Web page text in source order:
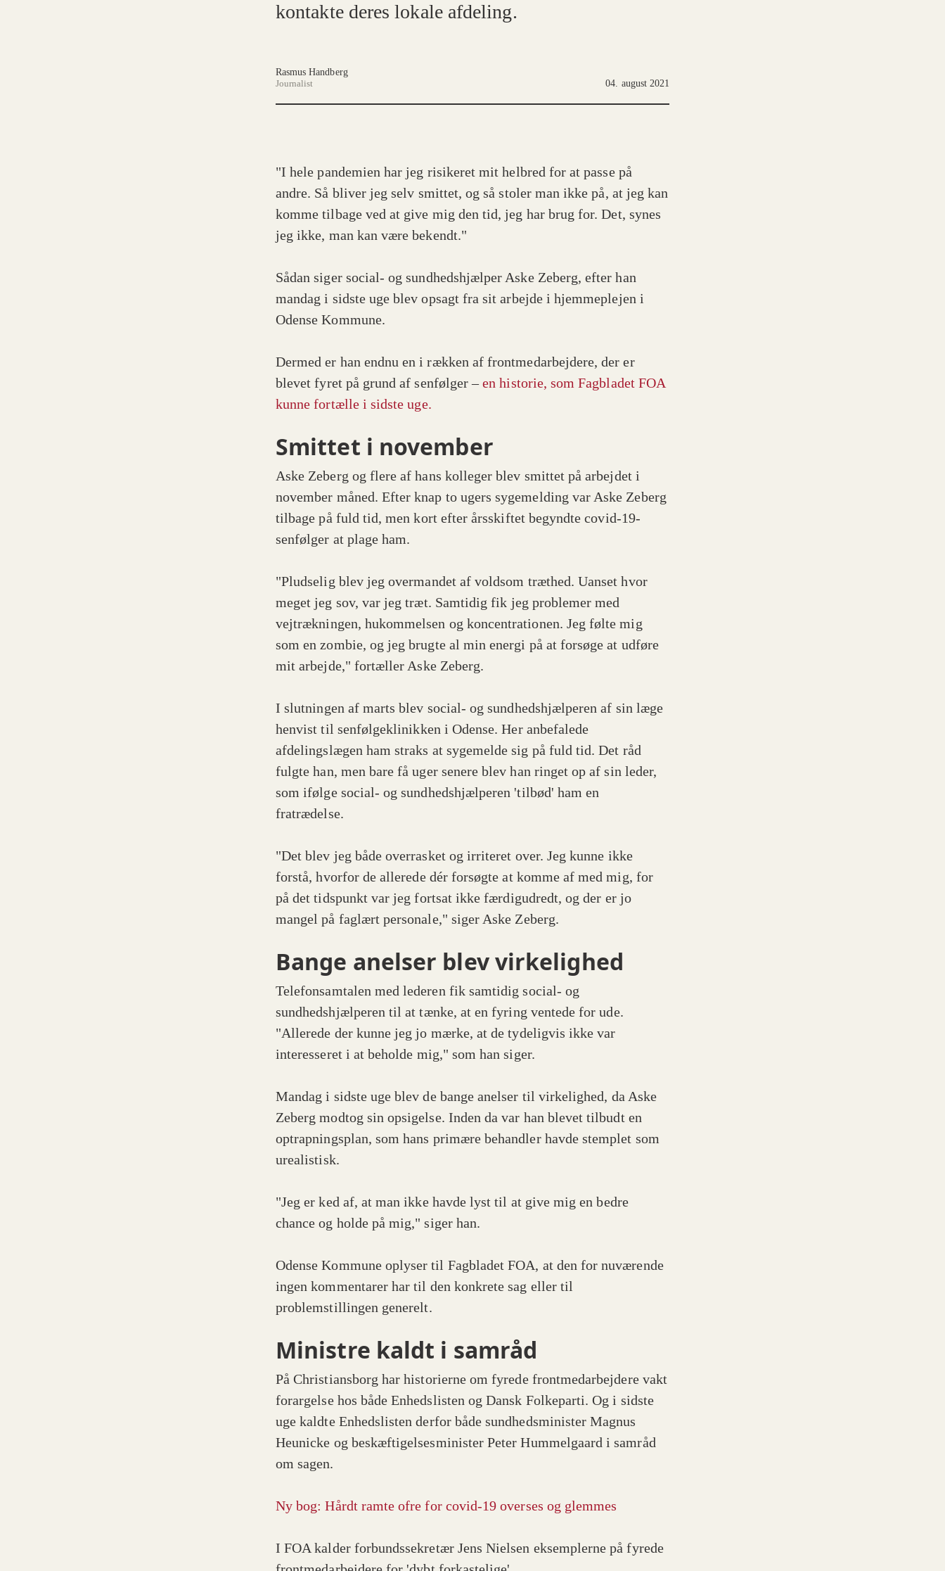
kontakte deres lokale afdeling.
Rasmus Handberg
Journalist
04. august 2021
"I hele pandemien har jeg risikeret mit helbred for at passe på
andre. Så bliver jeg selv smittet, og så stoler man ikke på, at jeg kan
komme tilbage ved at give mig den tid, jeg har brug for. Det, synes
jeg ikke, man kan være bekendt."
Sådan siger social- og sundhedshjælper Aske Zeberg, efter han
mandag i sidste uge blev opsagt fra sit arbejde i hjemmeplejen i
Odense Kommune.
Dermed er han endnu en i rækken af frontmedarbejdere, der er
blevet fyret på grund af senfølger –en historie, som Fagbladet FOA
kunne fortælle i sidste uge.
Smittet i november
Aske Zeberg og flere af hans kolleger blev smittet på arbejdet i
november måned. Efter knap to ugers sygemelding var Aske Zeberg
tilbage på fuld tid, men kort efter årsskiftet begyndte covid-19-
senfølger at plage ham.
"Pludselig blev jeg overmandet af voldsom træthed. Uanset hvor
meget jeg sov, var jeg træt. Samtidig fik jeg problemer med
vejtrækningen, hukommelsen og koncentrationen. Jeg følte mig
som en zombie, og jeg brugte al min energi på at forsøge at udføre
mit arbejde," fortæller Aske Zeberg.
I slutningen af marts blev social- og sundhedshjælperen af sin læge
henvist til senfølgeklinikken i Odense. Her anbefalede
afdelingslægen ham straks at sygemelde sig på fuld tid. Det råd
fulgte han, men bare få uger senere blev han ringet op af sin leder,
som ifølge social- og sundhedshjælperen 'tilbød' ham en
fratrædelse.
"Det blev jeg både overrasket og irriteret over. Jeg kunne ikke
forstå, hvorfor de allerede dér forsøgte at komme af med mig, for
på det tidspunkt var jeg fortsat ikke færdigudredt, og der er jo
mangel på faglært personale," siger Aske Zeberg.
Bange anelser blev virkelighed
Telefonsamtalen med lederen fik samtidig social- og
sundhedshjælperen til at tænke, at en fyring ventede for ude.
"Allerede der kunne jeg jo mærke, at de tydeligvis ikke var
interesseret i at beholde mig," som han siger.
Mandag i sidste uge blev de bange anelser til virkelighed, da Aske
Zeberg modtog sin opsigelse. Inden da var han blevet tilbudt en
optrapningsplan, som hans primære behandler havde stemplet som
urealistisk.
"Jeg er ked af, at man ikke havde lyst til at give mig en bedre
chance og holde på mig," siger han.
Odense Kommune oplyser til Fagbladet FOA, at den for nuværende
ingen kommentarer har til den konkrete sag eller til
problemstillingen generelt.
Ministre kaldt i samråd
På Christiansborg har historierne om fyrede frontmedarbejdere vakt
forargelse hos både Enhedslisten og Dansk Folkeparti. Og i sidste
uge kaldte Enhedslisten derfor både sundhedsminister Magnus
Heunicke og beskæftigelsesminister Peter Hummelgaard i samråd
om sagen.
Ny bog: Hårdt ramte ofre for covid-19 overses og glemmes
I FOA kalder forbundssekretær Jens Nielsen eksemplerne på fyrede